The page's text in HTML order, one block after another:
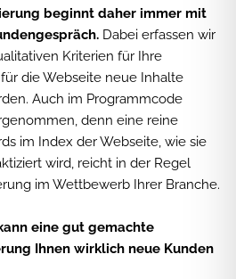
beginnt daher immer mit
Dabei erfassen wir
Kriterien für Ihre
die Webseite neue Inhalte
Auch im Programmcode
denn eine reine
im Index der Webseite, wie sie
wird, reicht in der Regel
im Wettbewerb Ihrer Branche.
eine gut gemachte
Ihnen wirklich neue Kunden